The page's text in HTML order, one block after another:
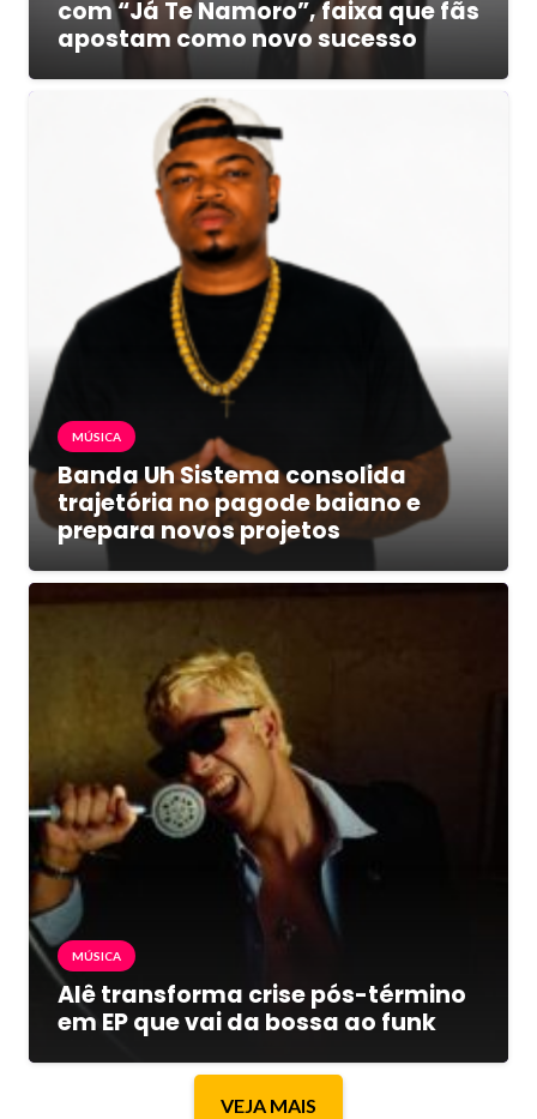
com “Já Te Namoro”, faixa que fãs
apostam como novo sucesso
MÚSICA
Banda Uh Sistema consolida
trajetória no pagode baiano e
prepara novos projetos
MÚSICA
Alê transforma crise pós-término
em EP que vai da bossa ao funk
VEJA MAIS